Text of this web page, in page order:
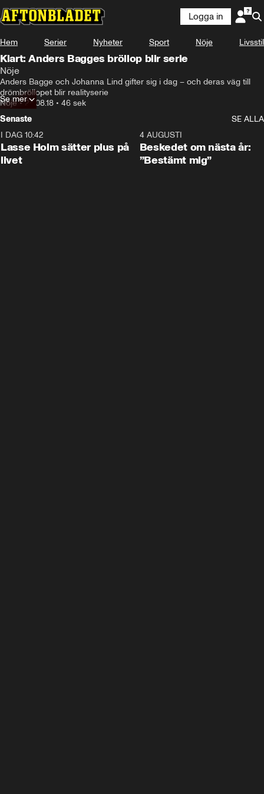
Logga in
Hem Serier Nyheter Sport Nöje Livsstil
Klart: Anders Bagges bröllop blir serie
Nöje
Anders Bagge och Johanna Lind gifter sig i dag – och deras väg till
drömbröllopet blir realityserie
Nöje•24.08.18 • 46 sek
Se mer
Senaste
SE ALLA
I DAG 10:42
Lasse Holm sätter plus på
livet
4 AUGUSTI
Beskedet om nästa år:
”Bestämt mig”